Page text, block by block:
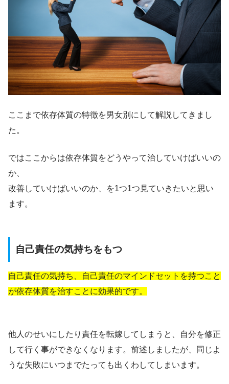
ここまで依存体質の特徴を男女別にして解説してきまし
た。
ではここからは依存体質をどうやって治していけばいいの
か、
改善していけばいいのか、を1つ1つ見ていきたいと思い
ます。
自己責任の気持ちをもつ
自己責任の気持ち、自己責任のマインドセットを持つこと
が依存体質を治すことに効果的です。
他人のせいにしたり責任を転嫁してしまうと、自分を修正
して行く事ができなくなります。前述しましたが、同じよ
うな失敗にいつまでたっても出くわしてしまいます。